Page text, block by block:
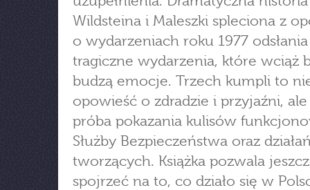
Wildsteina i Maleszki spleciona z
o wydarzeniach roku 1977 odsłania
tragiczne wydarzenia, które wciąż
budzą emocje. Trzech kumpli to
opowieść o zdradzie i przyjaźni,
próba pokazania kulisów
Służby Bezpieczeństwa oraz
tworzących. Książka pozwala
spojrzeć na to, co działo się w